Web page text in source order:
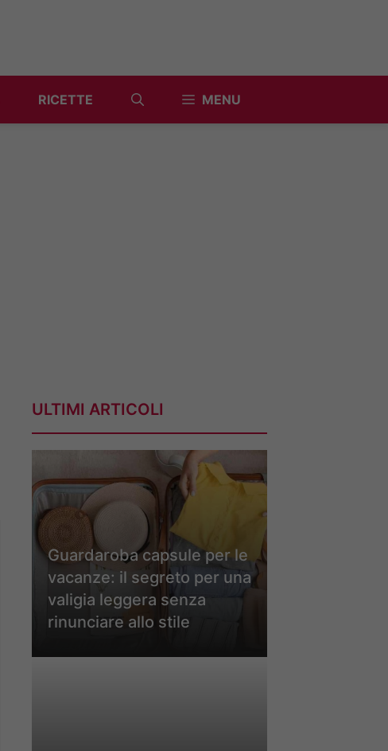
RICETTE MENU
ULTIMI ARTICOLI
Guardaroba capsule per le
vacanze: il segreto per una
valigia leggera senza
rinunciare allo stile